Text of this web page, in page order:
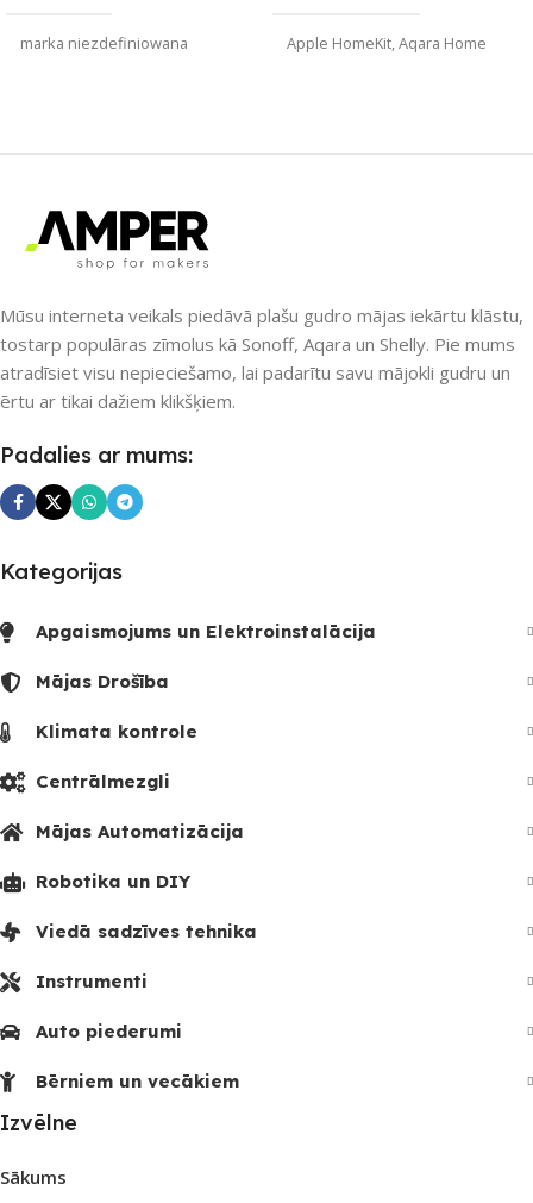
marka niezdefiniowana
Amazon Alexa Google Home
Smart Life,Tuya Smart
PIEEJAMS UZREIZ
UZREIZ PIEEJAMAIS
SKAITS
Apple HomeKit,Aqara Home
PIEEJAMS UZREIZ
Nē
Mūsu interneta veikals piedāvā plašu gudro mājas iekārtu klāstu,
tostarp populāras zīmolus kā Sonoff, Aqara un Shelly. Pie mums
atradīsiet visu nepieciešamo, lai padarītu savu mājokli gudru un
ērtu ar tikai dažiem klikšķiem.
Padalies ar mums:
Kategorijas
Apgaismojums un Elektroinstalācija
Mājas Drošība
Klimata kontrole
Centrālmezgli
Mājas Automatizācija
Robotika un DIY
Viedā sadzīves tehnika
Instrumenti
Auto piederumi
Bērniem un vecākiem
Izvēlne
Sākums